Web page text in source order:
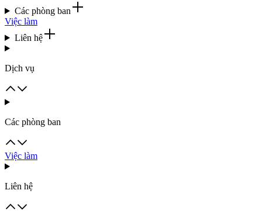
Các phòng ban
Việc làm
Liên hệ
Dịch vụ
Các phòng ban
Việc làm
Liên hệ